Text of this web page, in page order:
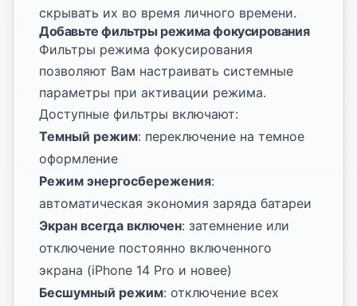
скрывать их во время личного времени.
Добавьте фильтры режима фокусирования
Фильтры режима фокусирования
позволяют Вам настраивать системные
параметры при активации режима.
Доступные фильтры включают:
Темный режим: переключение на темное
оформление
Режим энергосбережения:
автоматическая экономия заряда батареи
Экран всегда включен: затемнение или
отключение постоянно включенного
экрана (iPhone 14 Pro и новее)
Бесшумный режим: отключение всех